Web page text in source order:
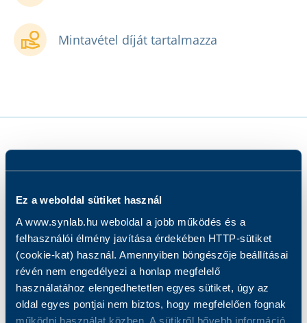
Ez a weboldal sütiket használ
A www.synlab.hu weboldal a jobb működés és a
felhasználói élmény javítása érdekében HTTP-sütiket
(cookie-kat) használ. Amennyiben böngészője beállításai
révén nem engedélyezi a honlap megfelelő
használatához elengedhetetlen egyes sütiket, úgy az
oldal egyes pontjai nem biztos, hogy megfelelően fognak
működni használat közben. A sütikről bővebb információ
Mintavétel díját tartalmazza
• Mit vizsgálunk?
Kinek ajánljuk?
Hogyan készüljön a vizsgálatra?